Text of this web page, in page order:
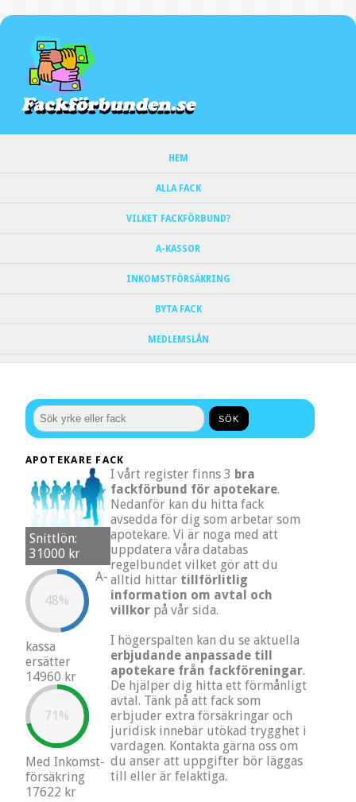
HEM
ALLA FACK
VILKET FACKFÖRBUND?
A-KASSOR
INKOMSTFÖRSÄKRING
BYTA FACK
MEDLEMSLÅN
APOTEKARE FACK
I vårt register finns 3 bra
fackförbund för apotekare.
Nedanför kan du hitta fack
avsedda för dig som arbetar som
apotekare. Vi är noga med att
uppdatera våra databas
regelbundet vilket gör att du
alltid hittar tillförlitlig
information om avtal och
villkor på vår sida.
I högerspalten kan du se aktuella
erbjudande anpassade till
apotekare från fackföreningar.
De hjälper dig hitta ett förmånligt
avtal. Tänk på att fack som
erbjuder extra försäkringar och
juridisk innebär utökad trygghet i
vardagen. Kontakta gärna oss om
du anser att uppgifter bör läggas
till eller är felaktiga.
Snittlön:
31000 kr
48%
A-
kassa
ersätter
14960 kr
71%
Med Inkomst-
försäkring
17622 kr